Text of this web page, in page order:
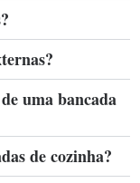
uma bancada
de cozinha?